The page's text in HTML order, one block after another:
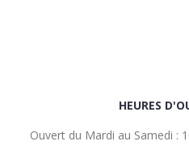
HEURES
Ouvert du Mardi au Samedi :